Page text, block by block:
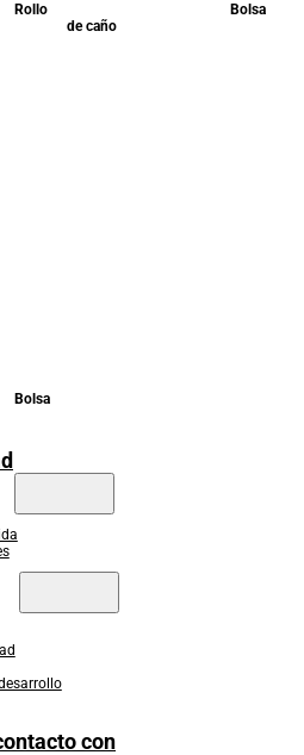
Rollo
Bolsa
de caño
Bolsa
con